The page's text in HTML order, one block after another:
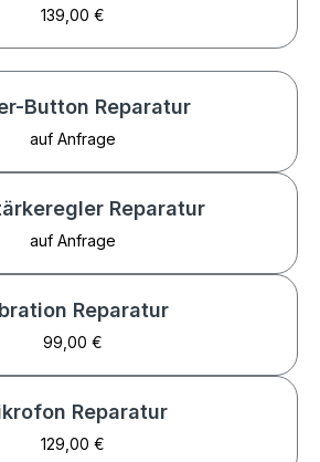
139,00 €
Button Reparatur
auf Anfrage
Reparatur
auf Anfrage
Reparatur
99,00 €
Reparatur
129,00 €